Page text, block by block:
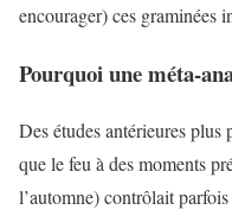
encourager) ces graminées
Pourquoi une méta-
Des études antérieures plus
que le feu à des moments
l’automne) contrôlait